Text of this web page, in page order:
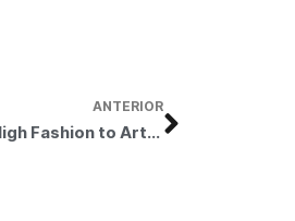
ANTERIOR
“Dress Me Up. From High Fashion to Art”, a look at fashion trends from the last 130 years, arrives at Basauri